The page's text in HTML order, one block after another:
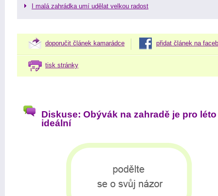
I malá zahrádka umí udělat velkou radost
doporučit článek kamarádce přidat článek na
tisk stránky
Diskuse: Obývák na zahradě je pro léto
ideální